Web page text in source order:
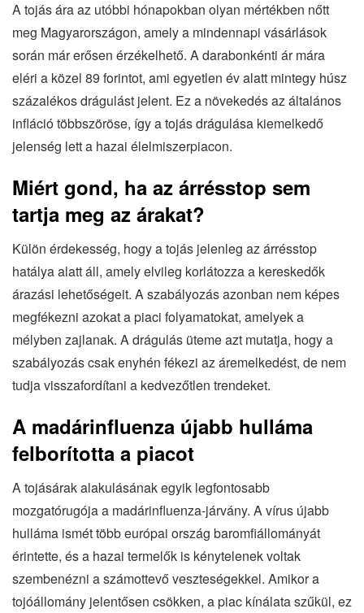
A tojás ára az utóbbi hónapokban olyan mértékben nőtt
meg Magyarországon, amely a mindennapi vásárlások
során már erősen érzékelhető. A darabonkénti ár mára
eléri a közel 89 forintot, ami egyetlen év alatt mintegy húsz
százalékos drágulást jelent. Ez a növekedés az általános
infláció többszöröse, így a tojás drágulása kiemelkedő
jelenség lett a hazai élelmiszerpiacon.
Miért gond, ha az árrésstop sem
tartja meg az árakat?
Külön érdekesség, hogy a tojás jelenleg az árrésstop
hatálya alatt áll, amely elvileg korlátozza a kereskedők
árazási lehetőségeit. A szabályozás azonban nem képes
megfékezni azokat a piaci folyamatokat, amelyek a
mélyben zajlanak. A drágulás üteme azt mutatja, hogy a
szabályozás csak enyhén fékezi az áremelkedést, de nem
tudja visszafordítani a kedvezőtlen trendeket.
A madárinfluenza újabb hulláma
felborította a piacot
A tojásárak alakulásának egyik legfontosabb
mozgatórugója a madárinfluenza-járvány. A vírus újabb
hulláma ismét több európai ország baromfiállományát
érintette, és a hazai termelők is kénytelenek voltak
szembenézni a számottevő veszteségekkel. Amikor a
tojóállomány jelentősen csökken, a piac kínálata szűkül, ez